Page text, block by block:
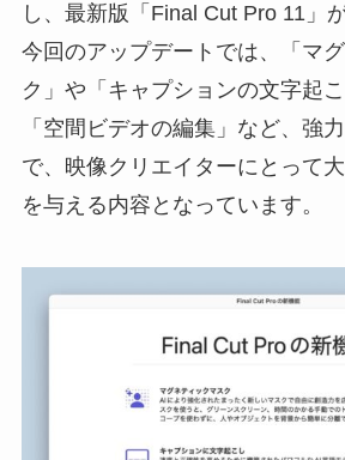
し、最新版「Final Cut Pro 11」
今回のアップデートでは、「マ
ク」や「キャプションの文字起
「空間ビデオの編集」など、強
で、映像クリエイターにとって
を与える内容となっています。